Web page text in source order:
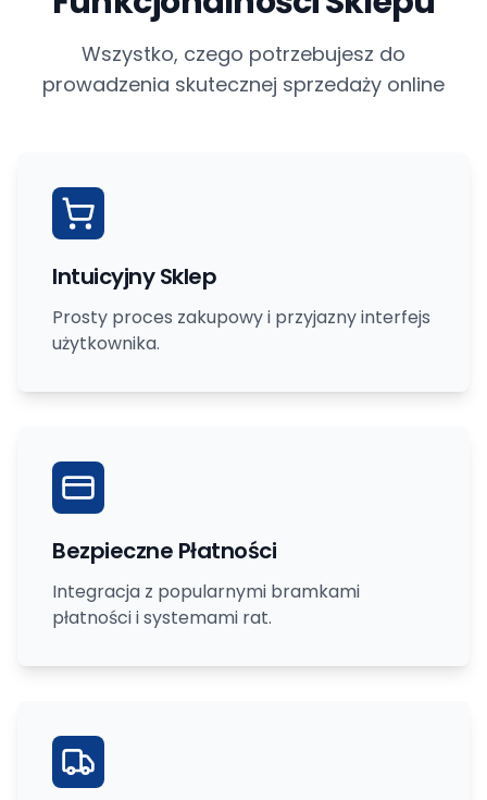
Wszystko, czego potrzebujesz do
prowadzenia skutecznej sprzedaży online
Intuicyjny Sklep
Prosty proces zakupowy i przyjazny interfejs
użytkownika.
Bezpieczne Płatności
Integracja z popularnymi bramkami
płatności i systemami rat.